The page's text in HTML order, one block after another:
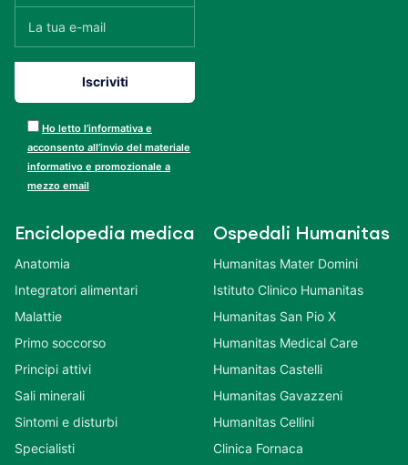
Ho letto l’informativa e
acconsento all’invio del materiale
informativo e promozionale a
mezzo email
Enciclopedia medica
Anatomia
Integratori alimentari
Malattie
Primo soccorso
Principi attivi
Sali minerali
Sintomi e disturbi
Specialisti
Ospedali Humanitas
Humanitas Mater Domini
Istituto Clinico Humanitas
Humanitas San Pio X
Humanitas Medical Care
Humanitas Castelli
Humanitas Gavazzeni
Humanitas Cellini
Clinica Fornaca